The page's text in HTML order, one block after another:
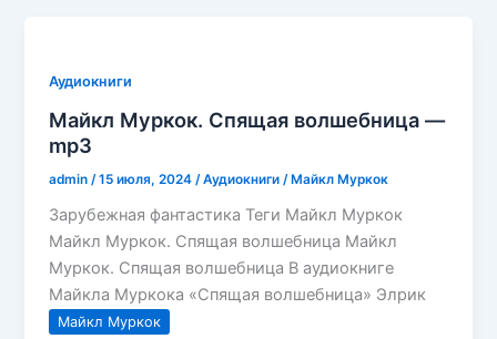
mp3
Аудиокниги
Майкл Муркок. Спящая волшебница —
mp3
admin /15 июля, 2024 /Аудиокниги /Майкл Муркок
Зарубежная фантастика Теги Майкл Муркок
Майкл Муркок. Спящая волшебница Майкл
Муркок. Спящая волшебница В аудиокниге
Майкла Муркока «Спящая волшебница» Элрик
Майкл Муркок